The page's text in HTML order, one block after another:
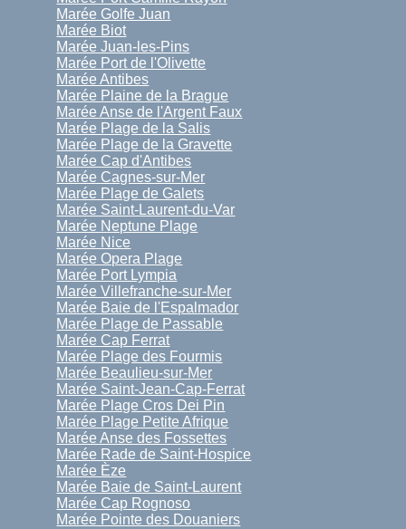
Marée Golfe Juan
Marée Biot
Marée Juan-les-Pins
Marée Port de l'Olivette
Marée Antibes
Marée Plaine de la Brague
Marée Anse de l'Argent Faux
Marée Plage de la Salis
Marée Plage de la Gravette
Marée Cap d'Antibes
Marée Cagnes-sur-Mer
Marée Plage de Galets
Marée Saint-Laurent-du-Var
Marée Neptune Plage
Marée Nice
Marée Opera Plage
Marée Port Lympia
Marée Villefranche-sur-Mer
Marée Baie de l'Espalmador
Marée Plage de Passable
Marée Cap Ferrat
Marée Plage des Fourmis
Marée Beaulieu-sur-Mer
Marée Saint-Jean-Cap-Ferrat
Marée Plage Cros Dei Pin
Marée Plage Petite Afrique
Marée Anse des Fossettes
Marée Rade de Saint-Hospice
Marée Èze
Marée Baie de Saint-Laurent
Marée Cap Rognoso
Marée Pointe des Douaniers